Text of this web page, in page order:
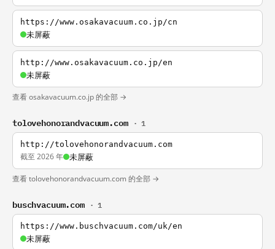
https://www.osakavacuum.co.jp/cn
未屏蔽
http://www.osakavacuum.co.jp/en
未屏蔽
查看 osakavacuum.co.jp 的全部 →
tolovehonorandvacuum.com · 1
http://tolovehonorandvacuum.com
截至 2026 年 未屏蔽
查看 tolovehonorandvacuum.com 的全部 →
buschvacuum.com · 1
https://www.buschvacuum.com/uk/en
未屏蔽